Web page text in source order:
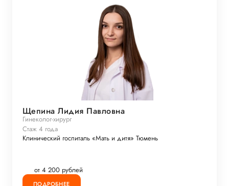
Щепина Лидия Павловна
Гинеколог-хирург
Стаж 4 года
Клинический госпиталь «Мать и дитя» Тюмень
от 4 200 рублей
ПОДРОБНЕЕ